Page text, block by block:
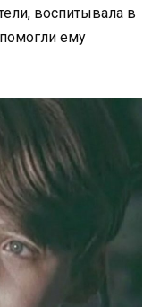
воспитывала в
ему